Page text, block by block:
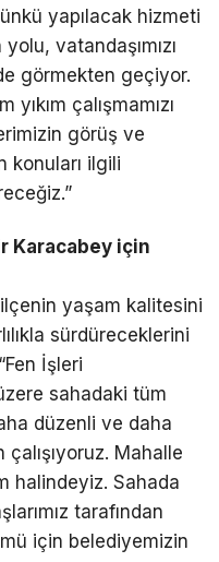
yapılacak hizmeti
vatandaşımızı
görmekten geçiyor.
çalışmamızı
görüş ve
konuları ilgili
Karacabey için
yaşam kalitesini
sürdüreceklerini
İşleri
sahadaki tüm
düzenli ve daha
Mahalle
halindeyiz. Sahada
tarafından
için belediyemizin